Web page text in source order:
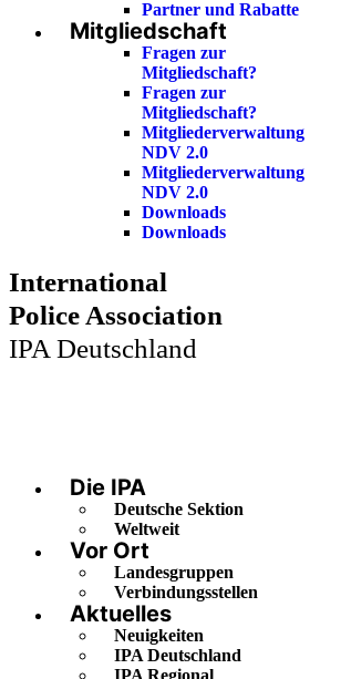
Partner und Rabatte
Mitgliedschaft
Fragen zur
Mitgliedschaft?
Fragen zur
Mitgliedschaft?
Mitgliederverwaltung
NDV 2.0
Mitgliederverwaltung
NDV 2.0
Downloads
Downloads
International
Police Association
IPA Deutschland
Die IPA
Deutsche Sektion
Weltweit
Vor Ort
Landesgruppen
Verbindungsstellen
Aktuelles
Neuigkeiten
IPA Deutschland